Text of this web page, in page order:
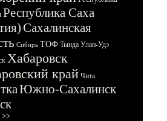
Республика Саха
Сахалинская
Сибирь ТОФ Тында Улан-Удэ
Хабаровск
край Чита
Южно-Сахалинск
>>